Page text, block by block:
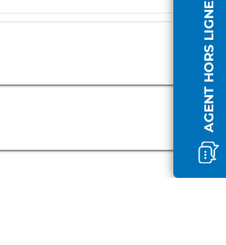
AGENT HORS LIGNE